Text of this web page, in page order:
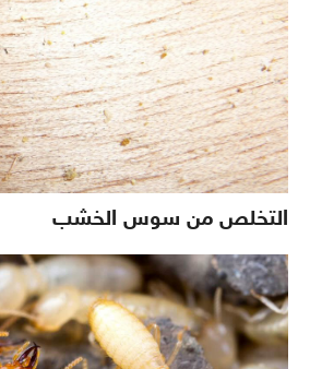
التخلص من سوس الخشب